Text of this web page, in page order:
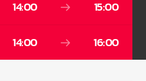
14:00 15:00
14:00 16:00